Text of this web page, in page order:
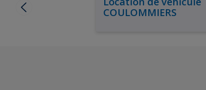
COULOMMIERS